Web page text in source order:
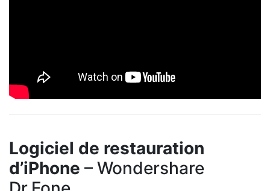
Logiciel de restauration
d’iPhone – Wondershare